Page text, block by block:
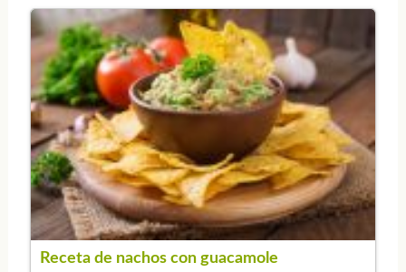
Receta de nachos con guacamole